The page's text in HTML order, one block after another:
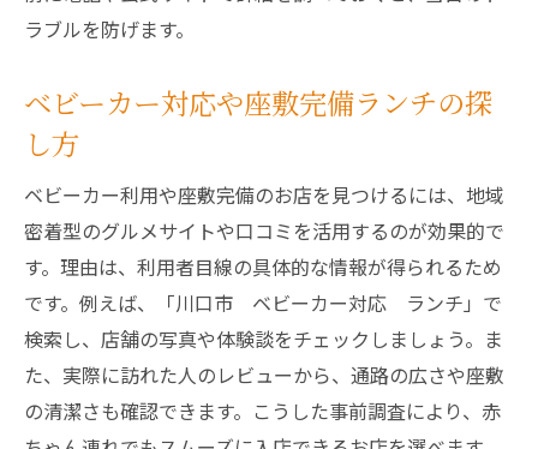
ラブルを防げます。
ベビーカー対応や座敷完備ランチの探
し方
ベビーカー利用や座敷完備のお店を見つけるには、地域
密着型のグルメサイトや口コミを活用するのが効果的で
す。理由は、利用者目線の具体的な情報が得られるため
です。例えば、「川口市 ベビーカー対応 ランチ」で
検索し、店舗の写真や体験談をチェックしましょう。ま
た、実際に訪れた人のレビューから、通路の広さや座敷
の清潔さも確認できます。こうした事前調査により、赤